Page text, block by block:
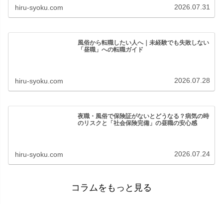
hiru-syoku.com 2026.07.31
風俗から転職したい人へ｜未経験でも失敗しない
「昼職」への転職ガイド
hiru-syoku.com 2026.07.28
夜職・風俗で保険証がないとどうなる？病気の時
のリスクと「社会保険完備」の昼職の安心感
hiru-syoku.com 2026.07.24
コラムをもっと見る